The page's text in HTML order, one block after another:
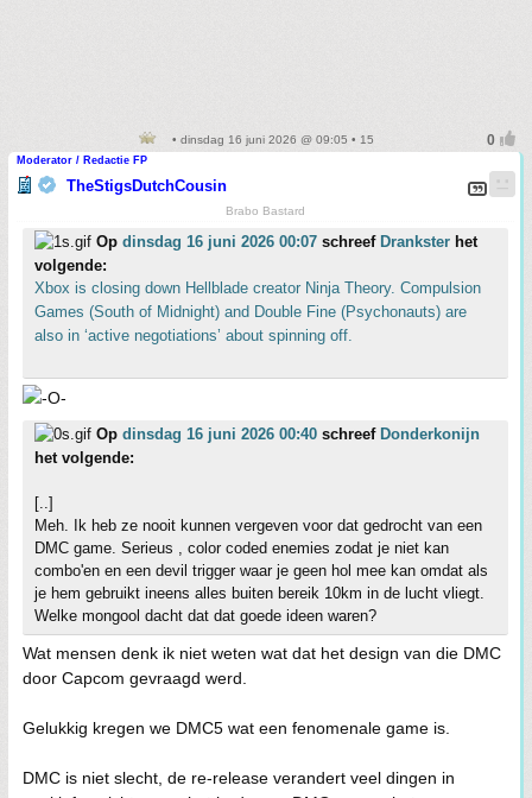
• dinsdag 16 juni 2026 @ 09:05 • 15
Moderator / Redactie FP
TheStigsDutchCousin
Brabo Bastard
Op dinsdag 16 juni 2026 00:07 schreef Drankster het
volgende:
Xbox is closing down Hellblade creator Ninja Theory. Compulsion
Games (South of Midnight) and Double Fine (Psychonauts) are
also in ‘active negotiations’ about spinning off.
Op dinsdag 16 juni 2026 00:40 schreef Donderkonijn
het volgende:
[..]
Meh. Ik heb ze nooit kunnen vergeven voor dat gedrocht van een
DMC game. Serieus , color coded enemies zodat je niet kan
combo'en en een devil trigger waar je geen hol mee kan omdat als
je hem gebruikt ineens alles buiten bereik 10km in de lucht vliegt.
Welke mongool dacht dat dat goede ideen waren?
Wat mensen denk ik niet weten wat dat het design van die DMC
door Capcom gevraagd werd.
Gelukkig kregen we DMC5 wat een fenomenale game is.
DMC is niet slecht, de re-release verandert veel dingen in